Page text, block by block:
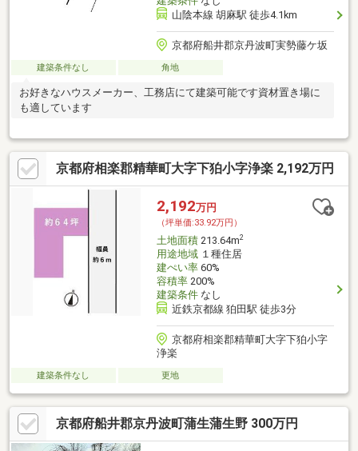
山陰本線 胡麻駅 徒歩4.1km
京都府船井郡京丹波町実勢藤ケ坂
建築条件なし 角地
お好きなハウスメーカー、工務店にて建築可能です資材置き場に
も適しています
京都府相楽郡精華町大字下狛小字浄楽 2,192万円
2,192万円
（坪単価:33.92万円）
土地面積213.64m2
用途地域１種住居
建ぺい率60%
容積率200%
建築条件なし
近鉄京都線 狛田駅 徒歩3分
京都府相楽郡精華町大字下狛小字
浄楽
建築条件なし 更地
京都府船井郡京丹波町蒲生蒲生野 300万円